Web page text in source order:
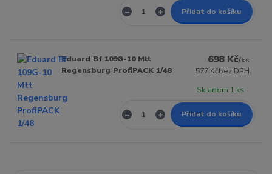
Přidat do košíku
Eduard Bf 109G-10 Mtt
Regensburg ProfiPACK 1/48
698 Kč/ks
577 Kčbez DPH
Skladem 1 ks
Přidat do košíku